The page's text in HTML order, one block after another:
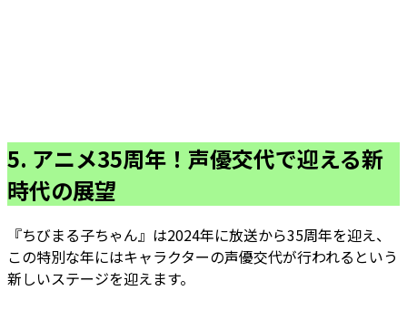
5. アニメ35周年！声優交代で迎える新
時代の展望
『ちびまる子ちゃん』は2024年に放送から35周年を迎え、
この特別な年にはキャラクターの声優交代が行われるという
新しいステージを迎えます。